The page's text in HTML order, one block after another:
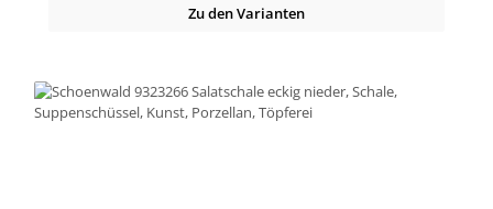
Zu den Varianten